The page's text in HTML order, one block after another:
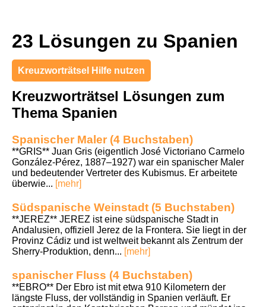
23 Lösungen zu Spanien
Kreuzworträtsel Hilfe nutzen
Kreuzworträtsel Lösungen zum
Thema Spanien
Spanischer Maler (4 Buchstaben)
**GRIS** Juan Gris (eigentlich José Victoriano Carmelo
González-Pérez, 1887–1927) war ein spanischer Maler
und bedeutender Vertreter des Kubismus. Er arbeitete
überwie... [mehr]
Südspanische Weinstadt (5 Buchstaben)
**JEREZ** JEREZ ist eine südspanische Stadt in
Andalusien, offiziell Jerez de la Frontera. Sie liegt in der
Provinz Cádiz und ist weltweit bekannt als Zentrum der
Sherry‑Produktion, denn... [mehr]
spanischer Fluss (4 Buchstaben)
**EBRO** Der Ebro ist mit etwa 910 Kilometern der
längste Fluss, der vollständig in Spanien verläuft. Er